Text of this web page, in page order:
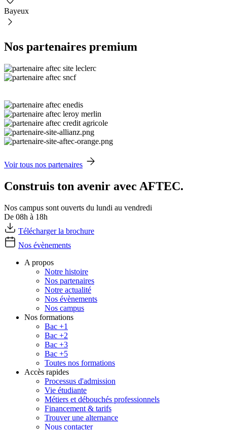
Bayeux
Nos partenaires premium
Voir tous nos partenaires
Construis ton avenir avec AFTEC.
Nos campus sont ouverts du lundi au vendredi
De 08h à 18h
Télécharger la brochure
Nos évènements
A propos
Notre histoire
Nos partenaires
Notre actualité
Nos évènements
Nos campus
Nos formations
Bac +1
Bac +2
Bac +3
Bac +5
Toutes nos formations
Accès rapides
Processus d'admission
Vie étudiante
Métiers et débouchés professionnels
Financement & tarifs
Trouver une alternance
Nous contacter